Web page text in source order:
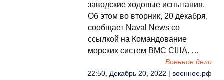
заводские ходовые испытания.
Об этом во вторник, 20 декабря,
сообщает Naval News со
ссылкой на Командование
морских систем ВМС США. …
Военное дело
22:50, Декабрь 20, 2022 | военное.рф